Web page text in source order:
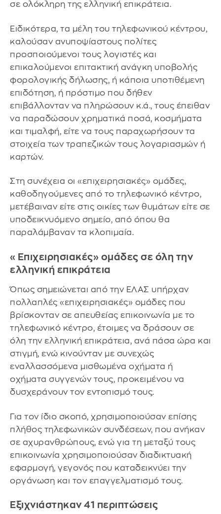
σε ολόκληρη της ελληνική επικράτεια.
Ειδικότερα, τα μέλη του τηλεφωνικού κέντρου,
καλούσαν ανυποψίαστους πολίτες
προσποιούμενοι τους λογιστές και
επικαλούμενοι επιτακτική ανάγκη υποβολής
φορολογικής δήλωσης, ή κάποια υποτιθέμενη
επιδότηση, ή πρόστιμο που δήθεν
επιβάλλονταν να πληρώσουν κ.ά., τους έπειθαν
να παραδώσουν χρηματικά ποσά, κοσμήματα
και τιμαλφή, είτε να τους παραχωρήσουν τα
στοιχεία των τραπεζικών τους λογαριασμών ή
καρτών.
Στη συνέχεια οι «επιχειρησιακές» ομάδες,
καθοδηγούμενες από το τηλεφωνικό κέντρο,
μετέβαιναν είτε στις οικίες των θυμάτων είτε σε
υποδεικνυόμενο σημείο, από όπου θα
παραλάμβαναν τα κλοπιμαία.
«Επιχειρησιακές» ομάδες σε όλη την
ελληνική επικράτεια
Όπως σημειώνεται από την ΕΛΑΣ υπήρχαν
πολλαπλές «επιχειρησιακές» ομάδες που
βρίσκονταν σε απευθείας επικοινωνία με το
τηλεφωνικό κέντρο, έτοιμες να δράσουν σε
όλη την ελληνική επικράτεια, ανά πάσα ώρα και
στιγμή, ενώ κινούνταν με συνεχώς
εναλλασσόμενα μισθωμένα οχήματα ή
οχήματα συγγενών τους, προκειμένου να
δυσχεράνουν τον εντοπισμό τους.
Για τον ίδιο σκοπό, χρησιμοποιούσαν επίσης
πλήθος τηλεφωνικών συνδέσεων, που ανήκαν
σε αχυρανθρώπους, ενώ για τη μεταξύ τους
επικοινωνία χρησιμοποιούσαν διαδικτυακή
εφαρμογή, γεγονός που καταδεικνύει την
οργάνωση και τον επαγγελματισμό τους.
Εξιχνιάστηκαν 41 περιπτώσεις